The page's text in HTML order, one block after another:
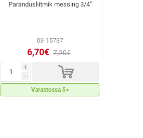
Parandusliitmik messing 3/4"
03-15737
6,70€ 7,20€
i
h d
Varastossa 5+